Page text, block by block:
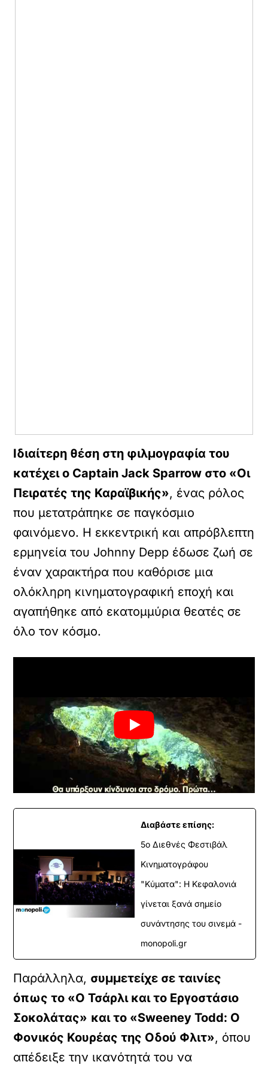
Ιδιαίτερη θέση στη φιλμογραφία του
κατέχει ο Captain Jack Sparrow στο «Οι
Πειρατές της Καραϊβικής», ένας ρόλος
που μετατράπηκε σε παγκόσμιο
φαινόμενο. Η εκκεντρική και απρόβλεπτη
ερμηνεία του Johnny Depp έδωσε ζωή σε
έναν χαρακτήρα που καθόρισε μια
ολόκληρη κινηματογραφική εποχή και
αγαπήθηκε από εκατομμύρια θεατές σε
όλο τον κόσμο.
Διαβάστε επίσης:
5ο Διεθνές Φεστιβάλ
Κινηματογράφου
"Κύματα": Η Κεφαλονιά
γίνεται ξανά σημείο
συνάντησης του σινεμά -
monopoli.gr
Παράλληλα, συμμετείχε σε ταινίες
όπως το «Ο Τσάρλι και το Εργοστάσιο
Σοκολάτας» και το «Sweeney Todd: Ο
Φονικός Κουρέας της Οδού Φλιτ», όπου
απέδειξε την ικανότητά του να